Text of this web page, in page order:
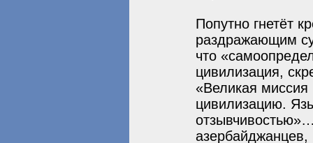
Попутно гнетёт
раздражающим
что
цивилизация,
«Великая миссия
цивилизацию.
азербайджанцев,